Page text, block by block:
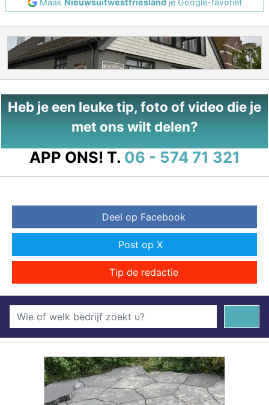
Maak Nieuwsuitwestfrieslandje Google-favoriet
Heb je een leuke tip, foto of video die je
met ons wilt delen?
APP ONS! T. 06 - 574 71 321
Deel op Facebook
Post op X
Tip de redactie